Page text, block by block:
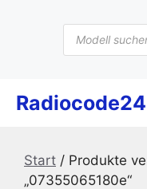
Products
search
Start / Produkte
„07355065180e“